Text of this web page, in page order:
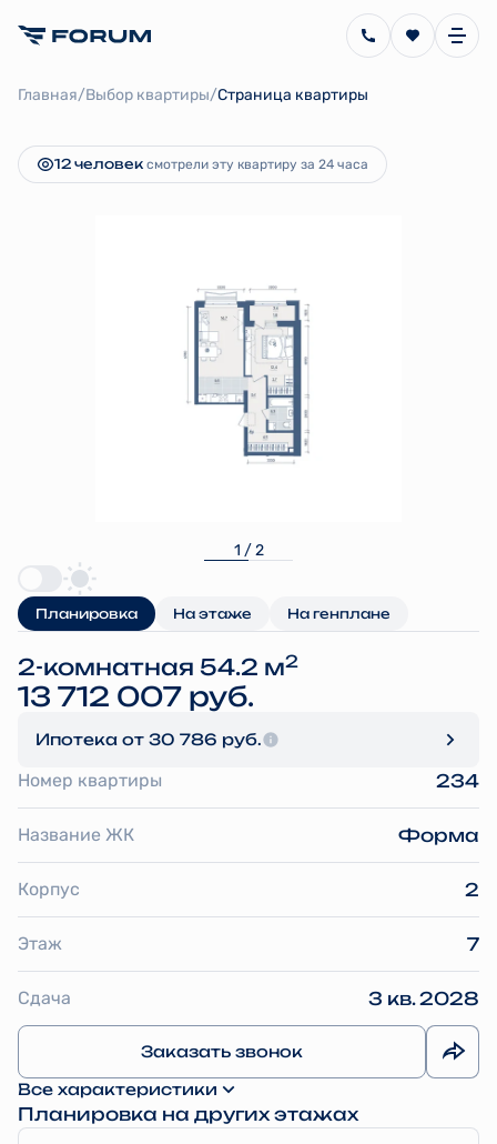
Главная/Выбор квартиры/Страница квартиры13 712 007 руб.
Ипотекаот 30 786 руб.
12 человек смотрели эту квартиру за 24 часа
1 / 2
Планировка На этаже На генплане
2-комнатная 54.2 м2
13 712 007 руб.
Ипотека от 30 786 руб.
Номер квартиры 234
Название ЖК Форма
Корпус 2
Этаж 7
Сдача 3 кв. 2028
Заказать звонок
Все характеристики
Планировка на других этажах